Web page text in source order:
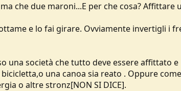
che due maroni...E per che cosa? Affittare
e lo fai girare. Ovviamente invertigli i
una società che tutto deve essere affittato e
una canoa sia reato . Oppure come
o altre stronz[NON SI DICE].